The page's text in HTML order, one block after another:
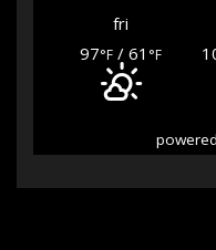
fri
97°F / 61 °F